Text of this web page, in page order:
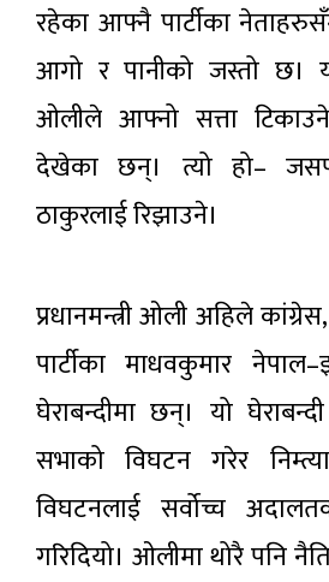
रहेका आफ्नै पार्टीका
आगो र पानीको जस्तो छ।
ओलीले आफ्नो सत्ता
देखेका छन्। त्यो हो–
ठाकुरलाई रिझाउने।
प्रधानमन्त्री ओली अहिले
पार्टीका माधवकुमार
घेराबन्दीमा छन्। यो
सभाको विघटन गरेर
विघटनलाई सर्वोच्च
गरिदियो। ओलीमा थोरै पनि